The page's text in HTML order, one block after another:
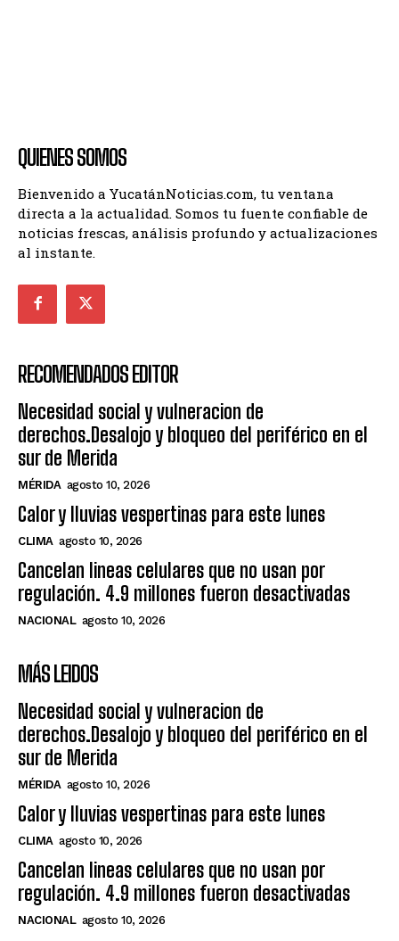
QUIENES SOMOS
Bienvenido a YucatánNoticias.com, tu ventana
directa a la actualidad. Somos tu fuente confiable de
noticias frescas, análisis profundo y actualizaciones
al instante.
RECOMENDADOS EDITOR
Necesidad social y vulneracion de
derechos.Desalojo y bloqueo del periférico en el
sur de Merida
MÉRIDA agosto 10, 2026
Calor y lluvias vespertinas para este lunes
CLIMA agosto 10, 2026
Cancelan lineas celulares que no usan por
regulación. 4.9 millones fueron desactivadas
NACIONAL agosto 10, 2026
MÁS LEIDOS
Necesidad social y vulneracion de
derechos.Desalojo y bloqueo del periférico en el
sur de Merida
MÉRIDA agosto 10, 2026
Calor y lluvias vespertinas para este lunes
CLIMA agosto 10, 2026
Cancelan lineas celulares que no usan por
regulación. 4.9 millones fueron desactivadas
NACIONAL agosto 10, 2026